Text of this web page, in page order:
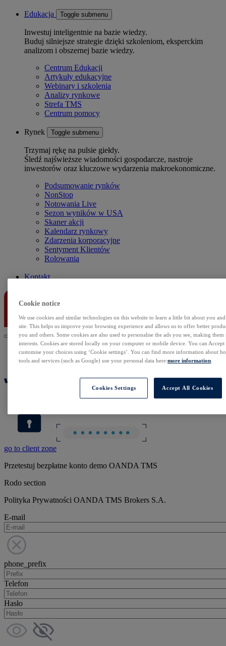
Edukacja Toggle submenu
Inwestuj inteligentnie na bazie wiedzy.
Buduj silniejsze strategie dzięki szkoleniom, eksperckim
analizom i obszernej bazie wiedzy.
Centrum Edukacji
Artykuły edukacyjne
Webinary i szkolenia
Analizy rynkowe
Strefa TMS
Centrum pomocy
Rynek Toggle submenu
Trzymaj rękę na pulsie giełdy.
Śledź najświeższe wiadomości gospodarcze, nastroje
inwestorów oraz kluczowe wydarzenia makroekonomiczne.
Podsumowanie rynków
NonStop
Notowania Live
Sezon wyników w USA
Skaner akcji
Kalendarz rynkowy
Zdarzenia korporacyjne
Sentyment Klientów
Rolowania
Kontakt
go to client zone
Przetestuj bezpłatne konto demo OANDA TMS
Rodo section
Polityka Prywatności OANDA TMS Brokers S.A.
E-mail
phone_prefix
Telefon
Hasło
Cookie notice
We use cookies and similar technologies on this website to learn a little bit about you
site. This helps us improve your browsing experience and allows us to offer better
you and others. Some cookies are also used to personalise the ads you see, making
interests. Cookies are stored locally on your computer or mobile device. You can
customise your choices using ‘Cookie settings’. You can find more information about
tools and services (such as Google) use your personal data here:more information
Cookies Settings Accept All Cookies